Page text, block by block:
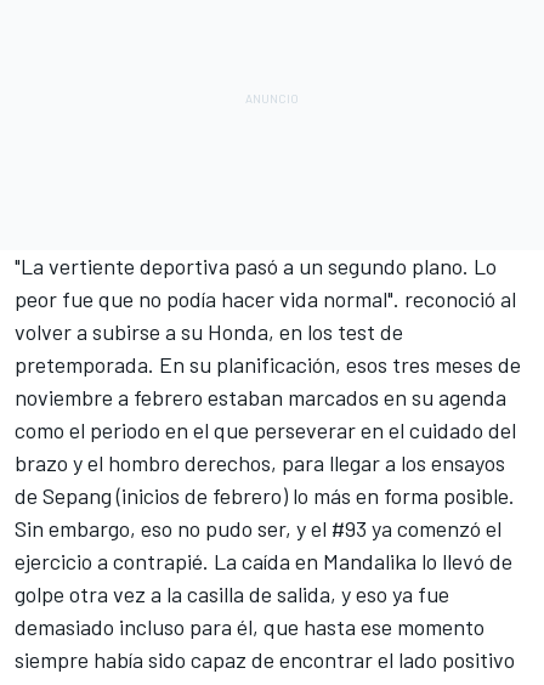
"La vertiente deportiva pasó a un segundo plano. Lo
peor fue que no podía hacer vida normal". reconoció al
volver a subirse a su Honda, en los test de
pretemporada. En su planificación, esos tres meses de
noviembre a febrero estaban marcados en su agenda
como el periodo en el que perseverar en el cuidado del
brazo y el hombro derechos, para llegar a los ensayos
de Sepang (inicios de febrero) lo más en forma posible.
Sin embargo, eso no pudo ser, y el #93 ya comenzó el
ejercicio a contrapié. La caída en Mandalika lo llevó de
golpe otra vez a la casilla de salida, y eso ya fue
demasiado incluso para él, que hasta ese momento
siempre había sido capaz de encontrar el lado positivo